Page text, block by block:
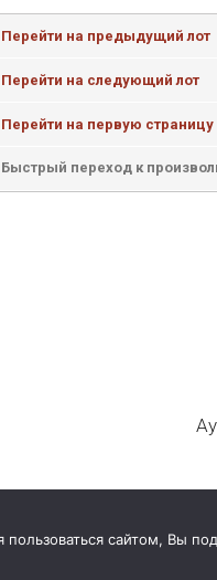
Перейти на предыдущий лот
Перейти на следующий лот
Перейти на первую страницу
Быстрый переход к
пользоваться сайтом, Вы